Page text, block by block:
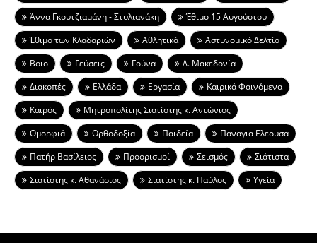
Άννα Γκουτζιαμάνη - Στυλιανάκη
Έθιμο 15 Αυγούστου
Έθιμο των Κλαδαριών
Αθλητικά
Αστυνομικό Δελτίο
Βοϊο
Γεύσεις Γούνα
Δ. Μακεδονία
Διακοπές
Ελλάδα Εργασία
Καιρικά Φαινόμενα
Καιρός
Μητροπολίτης Σιατίστης κ. Αντώνιος
Ομορφιά
Ορθοδοξία Παιδεία
Παναγια Ελεουσα
Πατήρ Βασίλειος
Προορισμοί Σεισμός
Σιάτιστα
Σιατίστης κ. Αθανάσιος
Σιατίστης κ. Παύλος Υγεία